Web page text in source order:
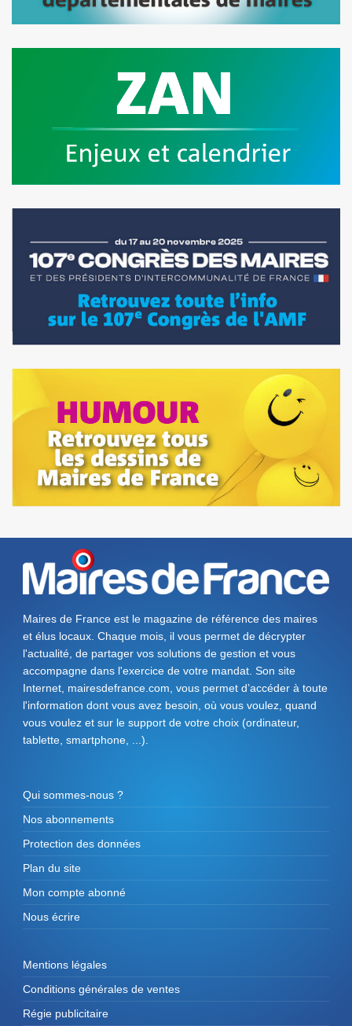
Maires de France est le magazine de référence des maires
et élus locaux. Chaque mois, il vous permet de décrypter
l'actualité, de partager vos solutions de gestion et vous
accompagne dans l'exercice de votre mandat. Son site
Internet, mairesdefrance.com, vous permet d’accéder à toute
l'information dont vous avez besoin, où vous voulez, quand
vous voulez et sur le support de votre choix (ordinateur,
tablette, smartphone, ...).
Qui sommes-nous ?
Nos abonnements
Protection des données
Plan du site
Mon compte abonné
Nous écrire
Mentions légales
Conditions générales de ventes
Régie publicitaire